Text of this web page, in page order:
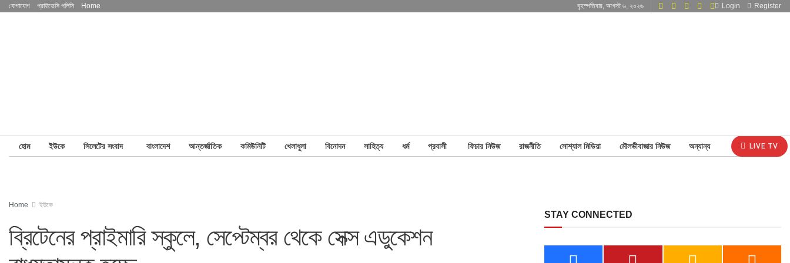
যোগাযোগ প্রাইভেসি পলিসি Home বৃহস্পতিবার, আগস্ট ৬, ২০২৬ Login Register
হোম ইউকে সিলেটের সংবাদ বাংলাদেশ আন্তর্জাতিক কমিউনিটি খেলাধুলা বিনোদন সাহিত্য ধর্ম প্রবাসী ফিচার নিউজ রাজনীতি সোশ্যাল মিডিয়া মৌলভীবাজার নিউজ অন্যান্য LIVE TV
Home ইউকে
ব্রিটেনের প্রাইমারি স্কুলে, সেপ্টেম্বর থেকে সেক্স এডুকেশন
STAY CONNECTED